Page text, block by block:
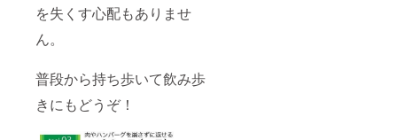
を失くす心配もありませ
ん。
普段から持ち歩いて飲み歩
きにもどうぞ！